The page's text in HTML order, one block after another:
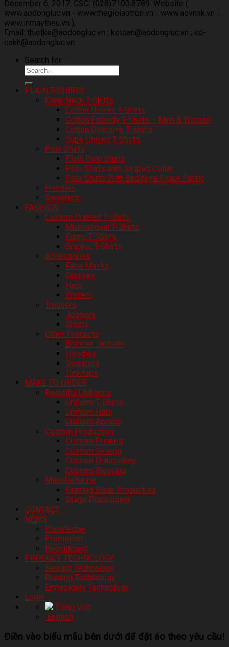
December 6, 2017. CSC: (028)7100.8789. Website (
www.aodongluc.vn - www.thegioiaotron.vn - www.aovnxk.vn -
www.inmaytheu.vn ),
Email: thietke@aodongluc.vn ; ketoan@aodongluc.vn ; kd-
cskh@aodongluc.vn.
Search for:
PLAIN T-SHIRTS
Crew Neck T-Shirts
Cotton Unisex T-Shirts
Cotton Fixbody T-Shirts – Men & Women
Cotton Oversize T-shirts
Supe Unisex T-Shirts
Polo Shirts
Plain Polo Shirts
Polo Shirts with Striped Collar
Polo Shirts With Birdseye Pique Fabric
Hoodies
Sweaters
FASHION
Custom Printed T-Shirts
Motivational T-Shirts
Funny T-Shirts
Graphic T-Shirts
Accessories
Face Masks
Glasses
Hats
Wallets
Trousers
Joggers
Shorts
Other Products
Bomber Jackets
Hoodies
Sweaters
Tanktops
MAKE TO ORDER
Beautiful Uniforms
Uniform T-Shirts
Uniform Hats
Uniform Aprons
Custom Production
Custom Printing
Custom Sewing
Custom Embroidery
Custom Weaving
Manufacturing
Printing Blank Production
Stage Processing
CONTACT
NEWS
Knowledge
Promotion
Recruitment
PRODUCT TECHNOLOGY
Sewing Technology
Printing Technology
Embroidery Technology
Login
Tiếng Việt
English
Điền vào biểu mẫu bên dưới để đặt áo theo yêu cầu!